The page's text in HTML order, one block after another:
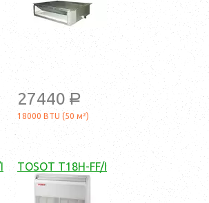
27440 a
18000 BTU (50 м²)
TOSOT T18H-FF/I